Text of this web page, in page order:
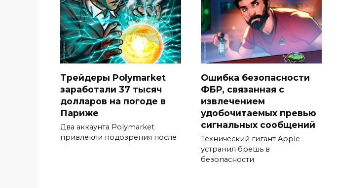
Трейдеры Polymarket
заработали 37 тысяч
долларов на погоде в
Париже
Два аккаунта Polymarket
привлекли подозрения после
Ошибка безопасности
ФБР, связанная с
извлечением
удобочитаемых превью
сигнальных сообщений
Технический гигант Apple
устранил брешь в
безопасности